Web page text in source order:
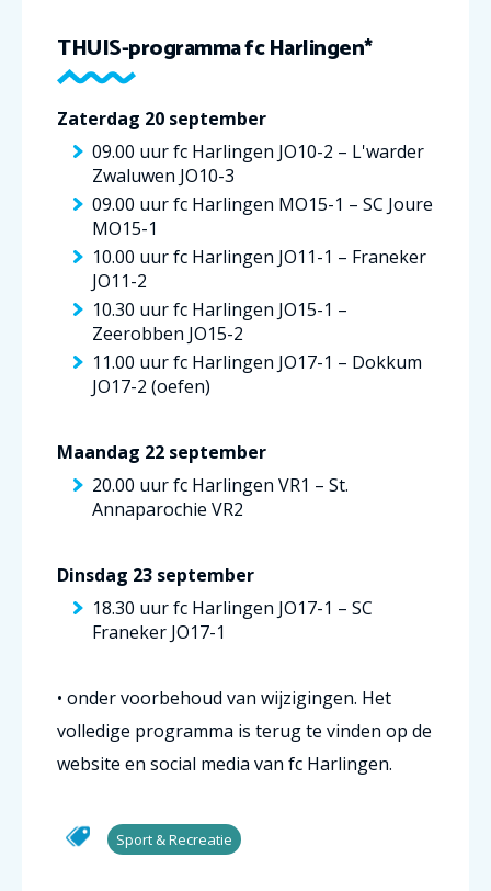
THUIS-programma fc Harlingen*
Zaterdag 20 september
09.00 uur fc Harlingen JO10-2 – L'warder
Zwaluwen JO10-3
09.00 uur fc Harlingen MO15-1 – SC Joure
MO15-1
10.00 uur fc Harlingen JO11-1 – Franeker
JO11-2
10.30 uur fc Harlingen JO15-1 –
Zeerobben JO15-2
11.00 uur fc Harlingen JO17-1 – Dokkum
JO17-2 (oefen)
Maandag 22 september
20.00 uur fc Harlingen VR1 – St.
Annaparochie VR2
Dinsdag 23 september
18.30 uur fc Harlingen JO17-1 – SC
Franeker JO17-1
• onder voorbehoud van wijzigingen. Het
volledige programma is terug te vinden op de
website en social media van fc Harlingen.
Sport & Recreatie